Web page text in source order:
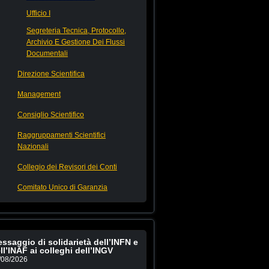
Ufficio I
Segreteria Tecnica, Protocollo,
Archivio E Gestione Dei Flussi
Documentali
Direzione Scientifica
Management
Consiglio Scientifico
Raggruppamenti Scientifici
Nazionali
Collegio dei Revisori dei Conti
Comitato Unico di Garanzia
di solidarietà dell’INFN e
ai colleghi dell’INGV
2026